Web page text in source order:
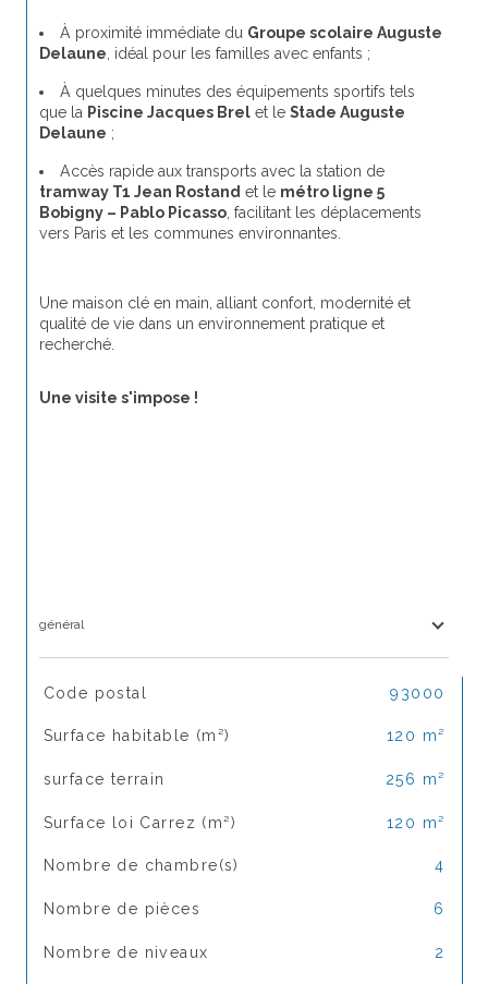
À proximité immédiate du Groupe scolaire Auguste
Delaune , idéal pour les familles avec enfants ;
À quelques minutes des équipements sportifs tels
que la Piscine Jacques Brel et le Stade Auguste
Delaune ;
Accès rapide aux transports avec la station de
tramway T1 Jean Rostand et le métro ligne 5
Bobigny – Pablo Picasso , facilitant les déplacements
vers Paris et les communes environnantes.
Une maison clé en main, alliant confort, modernité et
qualité de vie dans un environnement pratique et
recherché.
Une visite s'impose !
général
TRAD_SIROCCO_Caracteristique
Code postal 93000
Surface habitable (m²) 120 m²
surface terrain 256 m²
Surface loi Carrez (m²) 120 m²
Nombre de chambre(s) 4
Nombre de pièces 6
Nombre de niveaux 2